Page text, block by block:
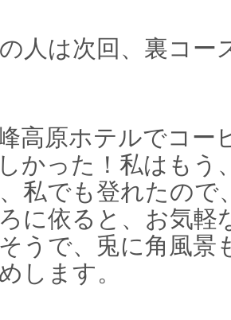
人は次回、裏コ
高原ホテルでコー
かった！私はもう
私でも登れたの
に依ると、お気軽
うで、兎に角風景
します。